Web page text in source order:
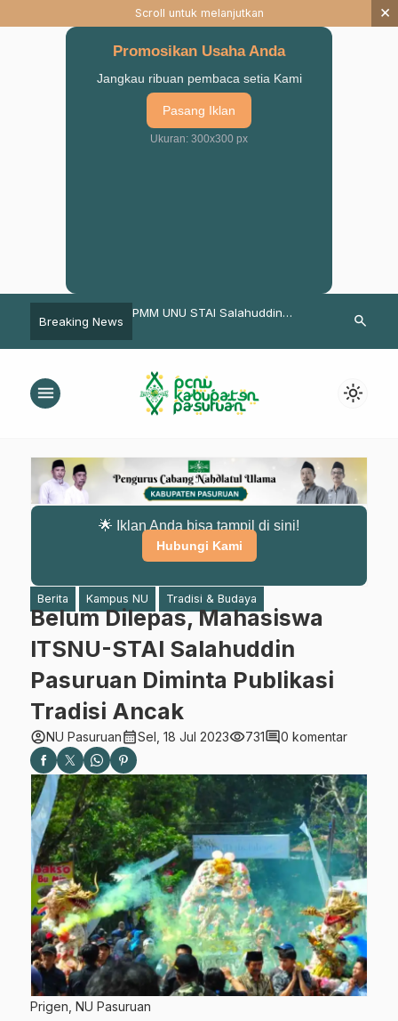
Scroll untuk melanjutkan ×
Promosikan Usaha Anda
Jangkau ribuan pembaca setia Kami
Pasang Iklan
Ukuran: 300x300 px
Breaking News
Mutamakkin
Menggunakan
PMM UNU STAI Salahuddin
Pembuatan Briket dari Kotoran
Sapi
Saatnya,
search
menu light_mode
🌟 Iklan Anda bisa tampil di sini!
Hubungi Kami
Berita Kampus NU Tradisi & Budaya
Belum Dilepas, Mahasiswa
ITSNU-STAI Salahuddin
Pasuruan Diminta Publikasi
Tradisi Ancak
account_circleNU Pasuruancalendar_monthSel, 18 Jul 2023visibility731comment0 komentar
Prigen, NU Pasuruan